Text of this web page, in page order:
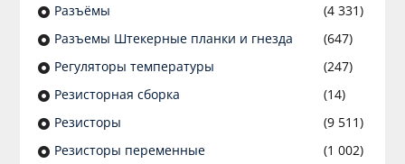
Разъёмы
(4 331)
Разъемы Штекерные планки и гнезда
(647)
Регуляторы температуры
(247)
Резисторная сборка
(14)
Резисторы
(9 511)
Резисторы переменные
(1 002)